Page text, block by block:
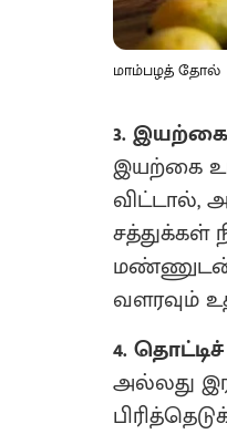
மாம்பழத் தோல்
3.
இயற்கை
விட்டால்,
சத்துக்கள்
மண்ணுடன்
வளரவும்
4.
அல்லது